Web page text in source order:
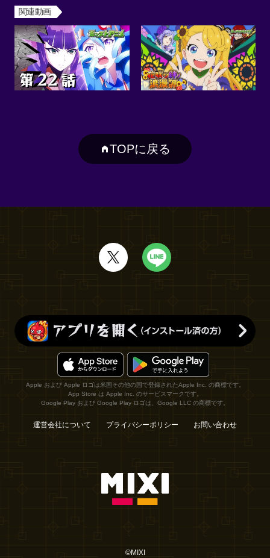
関連動画
TOPに戻る
Apple および Apple ロゴは米国その他の国で登録されたApple Inc. の商標です。
App Store は Apple Inc. のサービスマークです。
Google Play および Google Play ロゴは、Google LLC の商標です。
運営会社について プライバシーポリシー お問い合わせ
©MIXI